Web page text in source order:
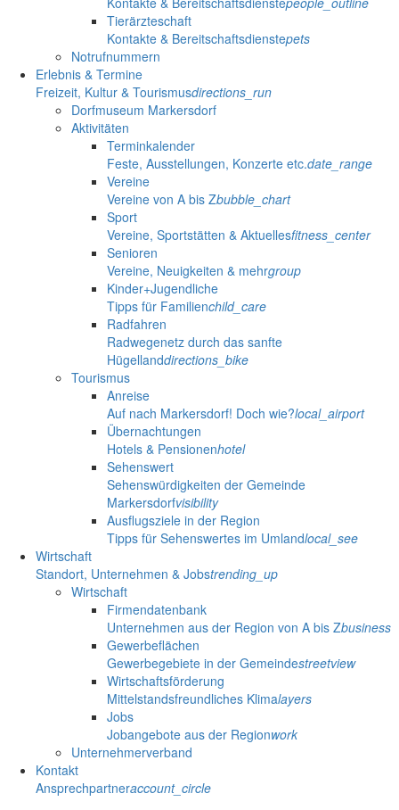
Tierärzteschaft
Kontakte & Bereitschaftsdienstepets
Notrufnummern
Erlebnis & Termine
Freizeit, Kultur & Tourismusdirections_run
Dorfmuseum Markersdorf
Aktivitäten
Terminkalender
Feste, Ausstellungen, Konzerte etc.date_range
Vereine
Vereine von A bis Zbubble_chart
Sport
Vereine, Sportstätten & Aktuellesfitness_center
Senioren
Vereine, Neuigkeiten & mehrgroup
Kinder+Jugendliche
Tipps für Familienchild_care
Radfahren
Radwegenetz durch das sanfte
Hügellanddirections_bike
Tourismus
Anreise
Auf nach Markersdorf! Doch wie?local_airport
Übernachtungen
Hotels & Pensionenhotel
Sehenswert
Sehenswürdigkeiten der Gemeinde
Markersdorfvisibility
Ausflugsziele in der Region
Tipps für Sehenswertes im Umlandlocal_see
Wirtschaft
Standort, Unternehmen & Jobstrending_up
Wirtschaft
Firmendatenbank
Unternehmen aus der Region von A bis Zbusiness
Gewerbeflächen
Gewerbegebiete in der Gemeindestreetview
Wirtschaftsförderung
Mittelstandsfreundliches Klimalayers
Jobs
Jobangebote aus der Regionwork
Unternehmerverband
Kontakt
Ansprechpartneraccount_circle